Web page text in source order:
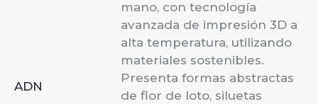
ADN
mano, con tecnología
avanzada de impresión 3D a
alta temperatura, utilizando
materiales sostenibles.
Presenta formas abstractas
de flor de loto, siluetas